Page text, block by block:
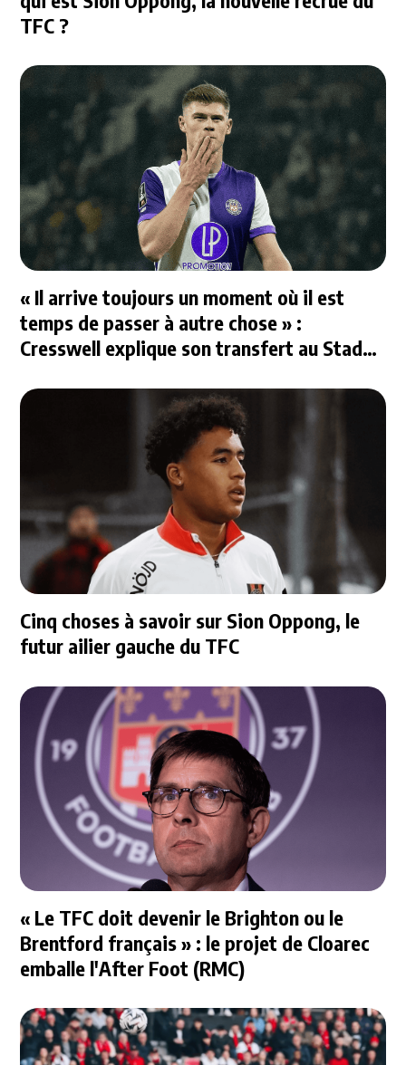
TFC ?
« Il arrive toujours un moment où il est
temps de passer à autre chose » :
Cresswell explique son transfert au Stade
Cinq choses à savoir sur Sion Oppong, le
futur ailier gauche du TFC
« Le TFC doit devenir le Brighton ou le
Brentford français » : le projet de Cloarec
emballe l'After Foot (RMC)